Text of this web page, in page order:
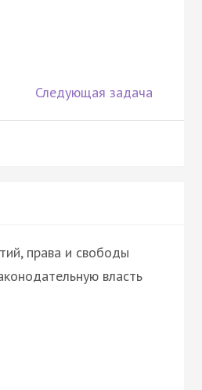
Следующая задача
права и свободы
власть